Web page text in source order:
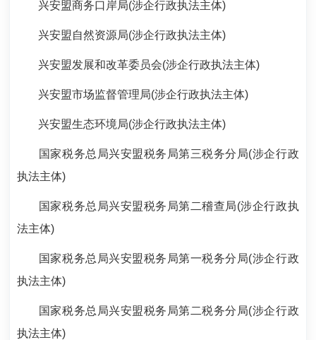
兴安盟商务口岸局(涉企行政执法主体)
兴安盟自然资源局(涉企行政执法主体)
兴安盟发展和改革委员会(涉企行政执法主体)
兴安盟市场监督管理局(涉企行政执法主体)
兴安盟生态环境局(涉企行政执法主体)
国家税务总局兴安盟税务局第三税务分局(涉企行政
执法主体)
国家税务总局兴安盟税务局第二稽查局(涉企行政执
法主体)
国家税务总局兴安盟税务局第一税务分局(涉企行政
执法主体)
国家税务总局兴安盟税务局第二税务分局(涉企行政
执法主体)